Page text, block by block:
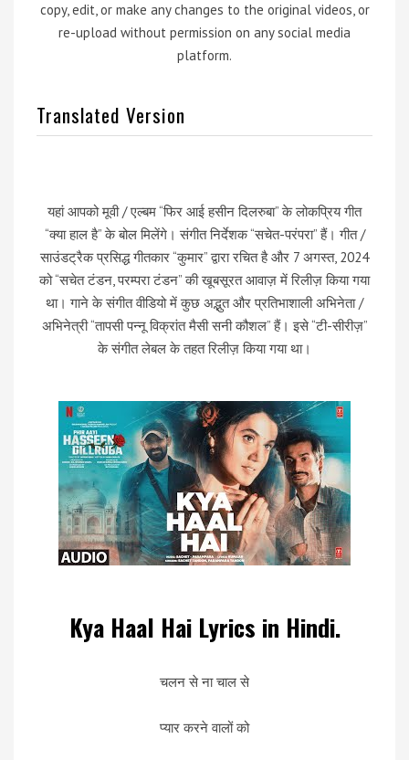
copy, edit, or make any changes to the original videos, or
re-upload without permission on any social media
platform.
Translated Version
यहां आपको मूवी / एल्बम “फिर आई हसीन दिलरुबा” के लोकप्रिय गीत
“क्या हाल है” के बोल मिलेंगे। संगीत निर्देशक “सचेत-परंपरा” हैं। गीत /
साउंडट्रैक प्रसिद्ध गीतकार “कुमार” द्वारा रचित है और 7 अगस्त, 2024
को “सचेत टंडन, परम्परा टंडन” की खूबसूरत आवाज़ में रिलीज़ किया गया
था। गाने के संगीत वीडियो में कुछ अद्भुत और प्रतिभाशाली अभिनेता /
अभिनेत्री “तापसी पन्नू विक्रांत मैसी सनी कौशल” हैं। इसे “टी-सीरीज़”
के संगीत लेबल के तहत रिलीज़ किया गया था।
Kya Haal Hai Lyrics in Hindi.
चलन से ना चाल से
प्यार करने वालों को